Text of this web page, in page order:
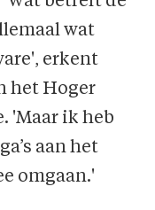
wat
erkent
het Hoger
'Maar ik heb
aan het
omgaan.'